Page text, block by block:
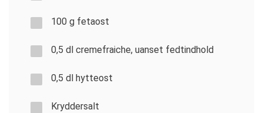
100 g fetaost
0,5 dl cremefraiche, uanset fedtindhold
0,5 dl hytteost
Kryddersalt